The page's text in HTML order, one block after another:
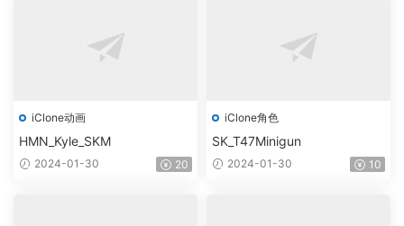
iClone动画
HMN_Kyle_SKM
2024-01-30 20
iClone角色
SK_T47Minigun
2024-01-30 10